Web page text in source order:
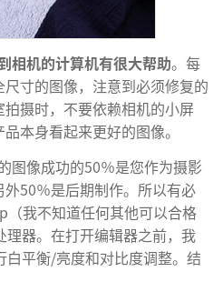
相机的计算机有很大帮助。每
寸的图像，注意到必须修复的
摄时，不要依赖相机的小屏
本身看起来更好的图像。
图像成功的50％是您作为摄影
50％是后期制作。所以有必
我不知道任何其他可以合格
理器。在打开编辑器之前，我
白平衡/亮度和对比度调整。结